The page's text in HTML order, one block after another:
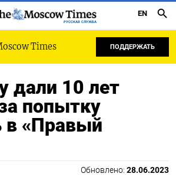
РУССКАЯ СЛУЖБА
EN
Times ПОДДЕРЖАТЬ
дали 10 лет
попытку
в «Правый
Обновлено: 28.06.2023